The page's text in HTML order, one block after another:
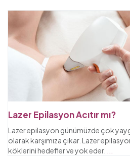
Lazer Epilasyon Acıtır mı?
Lazer epilasyon günümüzde çok
olarak karşımıza çıkar. Lazer epilasyon
köklerini hedefler ve yok eder.